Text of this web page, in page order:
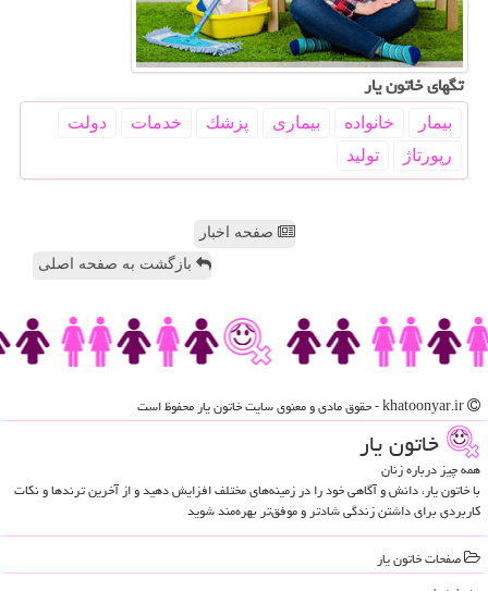
تگهای خاتون یار
بیمار خانواده بیماری پزشك خدمات
دولت
رپورتاژ
تولید
صفحه اخبار
بازگشت به صفحه اصلی
خاتون یار
همه چیز درباره زنان
با خاتون یار، دانش و آگاهی خود را در زمینه‌های مختلف افزایش دهید و از آخرین ترندها و نکات
کاربردی برای داشتن زندگی شادتر و موفق‌تر بهره‌مند شوید
صفحات خاتون یار